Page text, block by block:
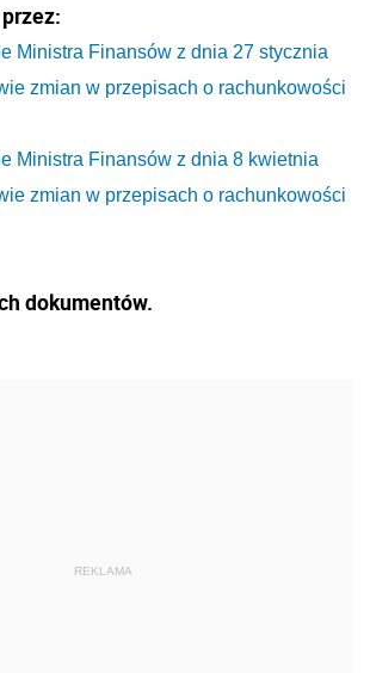
Ministra Finansów z dnia 27 stycznia
zmian w przepisach o rachunkowości
Ministra Finansów z dnia 8 kwietnia
zmian w przepisach o rachunkowości
dokumentów.